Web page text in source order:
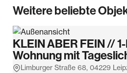
Weitere beliebte
KLEIN ABER FEIN //
Wohnung mit
Limburger Straße 68, 04229